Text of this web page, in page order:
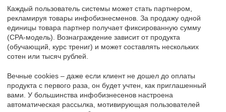
Каждый пользователь системы может стать партнером,
рекламируя товары инфобизнесменов. За продажу одной
единицы товара партнер получает фиксированную сумму
(CPA-модель). Вознаграждение зависит от продукта
(обучающий, курс трениг) и может составлять нескольких
сотен или тысяч рублей.
Вечные cookies – даже если клиент не дошел до оплаты
продукта с первого раза, он будет учтен, как приглашенный
вами. У большинства инфобизнесенов настроена
автоматическая рассылка, мотивирующая пользователей